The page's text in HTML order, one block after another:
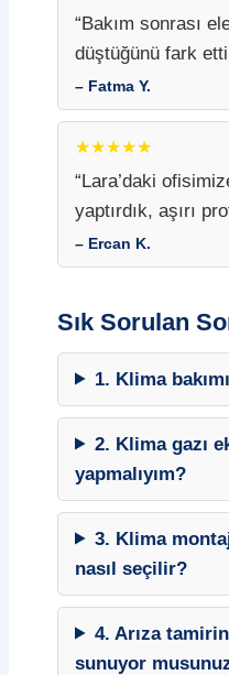
“Bakım sonrası
düştüğünü fark
– Fatma Y.
★★★★★
“Lara’daki
yaptırdık, aşırı
– Ercan K.
Sık Sorulan
1. Klima
2. Klima gazı
yapmalıyım?
3. Klima
nasıl seçilir?
4. Arıza
sunuyor